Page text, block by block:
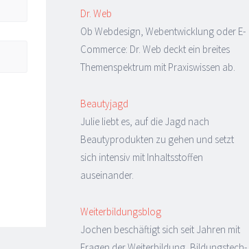
Dr. Web
Ob Webdesign, Webentwicklung oder E-
Commerce: Dr. Web deckt ein breites
Themenspektrum mit Praxiswissen ab.
Beautyjagd
Julie liebt es, auf die Jagd nach
Beautyprodukten zu gehen und setzt
sich intensiv mit Inhaltsstoffen
auseinander.
Weiterbildungsblog
Jochen beschäftigt sich seit Jahren mit